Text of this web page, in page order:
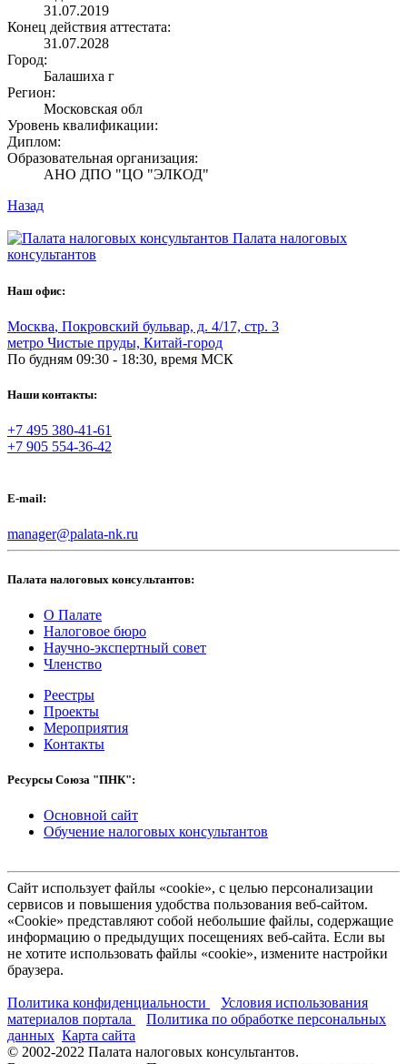
31.07.2019
Конец действия аттестата:
31.07.2028
Город:
Балашиха г
Регион:
Московская обл
Уровень квалификации:
Диплом:
Образовательная организация:
АНО ДПО "ЦО "ЭЛКОД"
Назад
Палата налоговых
консультантов
Наш офис:
Москва, Покровский бульвар, д. 4/17, стр. 3
метро Чистые пруды, Китай-город
По будням 09:30 - 18:30, время МСК
Наши контакты:
+7 495 380-41-61
+7 905 554-36-42
E-mail:
manager@palata-nk.ru
Палата налоговых консультантов:
О Палате
Налоговое бюро
Научно-экспертный совет
Членство
Реестры
Проекты
Мероприятия
Контакты
Ресурсы Союза "ПНК":
Основной сайт
Обучение налоговых консультантов
Сайт использует файлы «cookie», с целью персонализации
сервисов и повышения удобства пользования веб-сайтом.
«Cookie» представляют собой небольшие файлы, содержащие
информацию о предыдущих посещениях веб-сайта. Если вы
не хотите использовать файлы «cookie», измените настройки
браузера.
Политика конфиденциальности
Условия использования
материалов портала
Политика по обработке персональных
данных Карта сайта
© 2002-2022 Палата налоговых консультантов.